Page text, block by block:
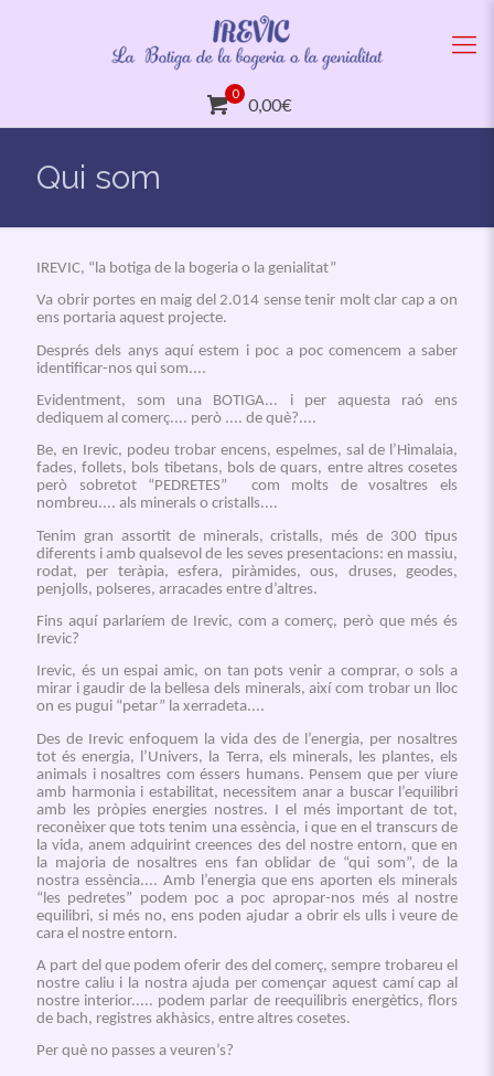
0
0,00€
Qui som
IREVIC, “la botiga de la bogeria o la genialitat”
Va obrir portes en maig del 2.014 sense tenir molt clar cap a on
ens portaria aquest projecte.
Després dels anys aquí estem i poc a poc comencem a saber
identificar-nos qui som....
Evidentment, som una BOTIGA... i per aquesta raó ens
dediquem al comerç.... però .... de què?....
Be, en Irevic, podeu trobar encens, espelmes, sal de l’Himalaia,
fades, follets, bols tibetans, bols de quars, entre altres cosetes
però sobretot “PEDRETES” com molts de vosaltres els
nombreu.... als minerals o cristalls....
Tenim gran assortit de minerals, cristalls, més de 300 tipus
diferents i amb qualsevol de les seves presentacions: en massiu,
rodat, per teràpia, esfera, piràmides, ous, druses, geodes,
penjolls, polseres, arracades entre d’altres.
Fins aquí parlaríem de Irevic, com a comerç, però que més és
Irevic?
Irevic, és un espai amic, on tan pots venir a comprar, o sols a
mirar i gaudir de la bellesa dels minerals, així com trobar un lloc
on es pugui “petar” la xerradeta....
Des de Irevic enfoquem la vida des de l’energia, per nosaltres
tot és energia, l’Univers, la Terra, els minerals, les plantes, els
animals i nosaltres com éssers humans. Pensem que per viure
amb harmonia i estabilitat, necessitem anar a buscar l’equilibri
amb les pròpies energies nostres. I el més important de tot,
reconèixer que tots tenim una essència, i que en el transcurs de
la vida, anem adquirint creences des del nostre entorn, que en
la majoria de nosaltres ens fan oblidar de “qui som”, de la
nostra essència.... Amb l’energia que ens aporten els minerals
“les pedretes” podem poc a poc apropar-nos més al nostre
equilibri, si més no, ens poden ajudar a obrir els ulls i veure de
cara el nostre entorn.
A part del que podem oferir des del comerç, sempre trobareu el
nostre caliu i la nostra ajuda per començar aquest camí cap al
nostre interior..... podem parlar de reequilibris energètics, flors
de bach, registres akhàsics, entre altres cosetes.
Per què no passes a veuren’s?